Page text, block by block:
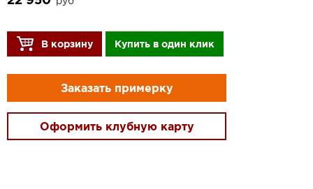
В корзину Купить в один клик
Заказать примерку
Оформить клубную карту